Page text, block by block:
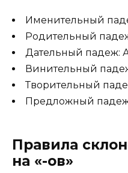
Именительный
Родительный
Дательный падеж:
Винительный
Творительный
Предложный
Правила
на «-ов»